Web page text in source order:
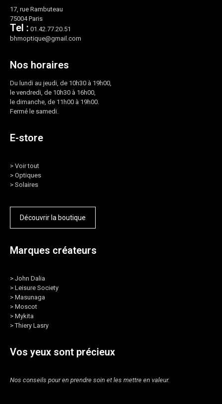
17, rue Rambuteau
75004 Paris
Tel : 01.42.77.20.51
bhmoptique@gmail.com
Nos horaires
Du lundi au jeudi, de 10h30 à 19h00,
le vendredi, de 10h30 à 16h00,
le dimanche, de 11h00 à 19h00.
Fermé le samedi.
E-store
> Voir tout
> Optiques
> Solaires
Découvrir la boutique
Marques créateurs
> John Dalia
> Leisure Society
> Masunaga
> Moscot
> Mykita
>Thiery Lasry
Vos yeux sont précieux
Nos conseils pour en prendre soin et les mettre en valeur.